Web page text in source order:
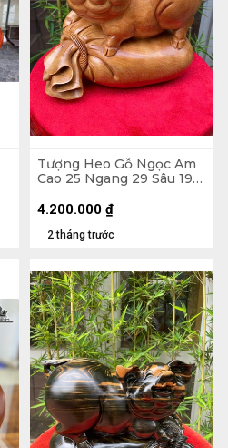
Tượng Heo Gỗ Ngọc Am
Cao 25 Ngang 29 Sâu 19
2 tháng trước
4.200.000 ₫